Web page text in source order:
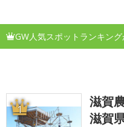
GW人気スポットランキング
1
滋賀
滋賀